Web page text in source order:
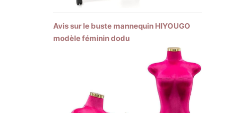
Avis sur le buste mannequin HIYOUGO
modèle féminin dodu